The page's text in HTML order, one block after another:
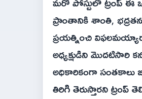
ప్రాంతానికి శాంతి,
ప్రయత్నించి
అధ్యక్షుడిని మొదటిసారి
అధికారికంగా సంతకాలు
తిరిగి తెరుస్తారని ట్రంప్